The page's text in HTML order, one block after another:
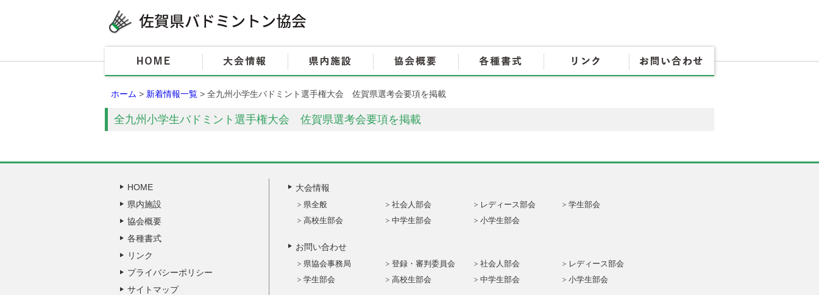
HOME 大会情報 県内施設 協会概要 各種書式
ホーム > 新着情報一覧 > 全九州小学生バドミント選手権大会 佐賀県選考会要項を掲載
全九州小学生バドミント選手権大会 佐賀県選考会要項を掲載
HOME
県内施設
協会概要
各種書式
リンク
プライバシーポリシー
サイトマップ
大会情報
県全般 社会人部会 レディース部会
学生部会
高校生部会
中学生部会 小学生部会
お問い合わせ
県協会事務局 登録・審判委員会 社会人部会
レディース部会
学生部会
高校生部会 中学生部会 小学生部会